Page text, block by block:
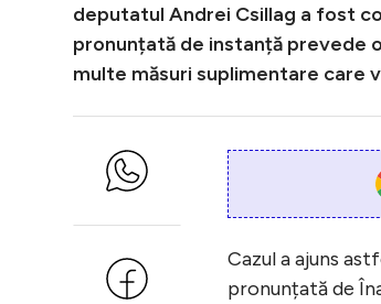
deputatul Andrei Csillag a fost
pronunțată de instanță prevede
multe măsuri suplimentare care
Cazul a ajuns
pronunțată de